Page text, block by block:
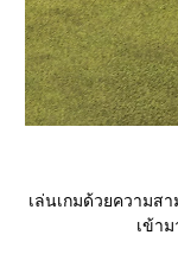
เล่นเกมด้วยความส
เข้า